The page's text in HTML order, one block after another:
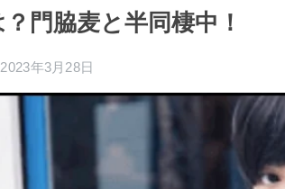
？門脇麦と半同棲中！
2023年3月28日